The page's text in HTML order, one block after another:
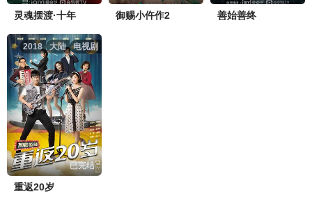
灵魂摆渡·十年 御赐小仵作2 善始善终
电视剧
大陆
2018
已完结
重返20岁